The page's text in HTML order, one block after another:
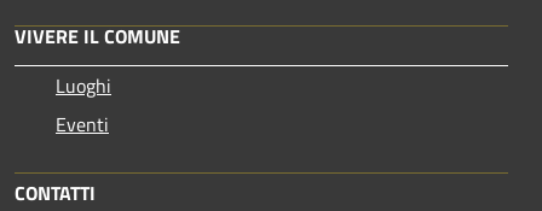
VIVERE IL COMUNE
Luoghi
Eventi
CONTATTI